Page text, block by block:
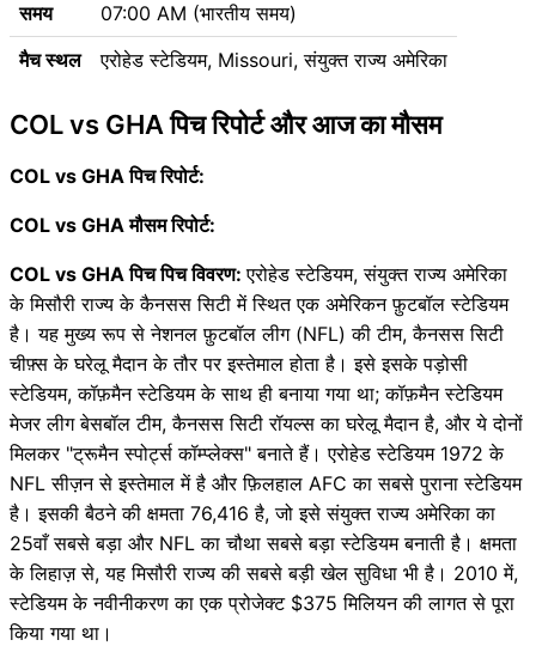
समय
07:00 AM (भारतीय समय)
मैच स्थल
एरोहेड स्टेडियम, Missouri, संयुक्त राज्य अमेरिका
COL vs GHA पिच रिपोर्ट और आज का मौसम
COL vs GHA पिच रिपोर्ट:
COL vs GHA मौसम रिपोर्ट:
COL vs GHA पिच पिच विवरण:एरोहेड स्टेडियम, संयुक्त राज्य अमेरिका
के मिसौरी राज्य के कैनसस सिटी में स्थित एक अमेरिकन फ़ुटबॉल स्टेडियम
है। यह मुख्य रूप से नेशनल फ़ुटबॉल लीग (NFL) की टीम, कैनसस सिटी
चीफ़्स के घरेलू मैदान के तौर पर इस्तेमाल होता है। इसे इसके पड़ोसी
स्टेडियम, कॉफ़मैन स्टेडियम के साथ ही बनाया गया था; कॉफ़मैन स्टेडियम
मेजर लीग बेसबॉल टीम, कैनसस सिटी रॉयल्स का घरेलू मैदान है, और ये दोनों
मिलकर "ट्रूमैन स्पोर्ट्स कॉम्प्लेक्स" बनाते हैं। एरोहेड स्टेडियम 1972 के
NFL सीज़न से इस्तेमाल में है और फ़िलहाल AFC का सबसे पुराना स्टेडियम
है। इसकी बैठने की क्षमता 76,416 है, जो इसे संयुक्त राज्य अमेरिका का
25वाँ सबसे बड़ा और NFL का चौथा सबसे बड़ा स्टेडियम बनाती है। क्षमता
के लिहाज़ से, यह मिसौरी राज्य की सबसे बड़ी खेल सुविधा भी है। 2010 में,
स्टेडियम के नवीनीकरण का एक प्रोजेक्ट $375 मिलियन की लागत से पूरा
किया गया था।